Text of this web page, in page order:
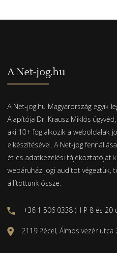
A Net-jog.hu
A Net-jog.hu Magyarország egyik
Alapítója Dr. Krausz Miklós
aki 10+ foglalkozik a weboldalak
elkészítésével. A Net-jog
ét és adatkezelési tájékoztatóját
webáruház jogi auditot végeztük,
állítottunk össze.
+36 1 506 0338 (H-P 8 és 20
2119 Pécel, Álmos vezér utca